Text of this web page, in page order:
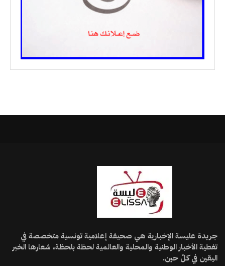
جريدة عليسة الإخبارية هي صحيفة إعلامية تونسية متخصصة في
تغطية الأخبار الوطنية والمحلية والعالمية لحظة بلحظة، شعارها الخبر
اليقين في كلّ حين.